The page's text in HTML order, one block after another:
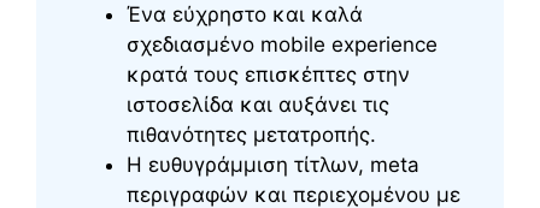
Ένα εύχρηστο και καλά
σχεδιασμένο mobile experience
κρατά τους επισκέπτες στην
ιστοσελίδα και αυξάνει τις
πιθανότητες μετατροπής.
Η ευθυγράμμιση τίτλων, meta
περιγραφών και περιεχομένου με